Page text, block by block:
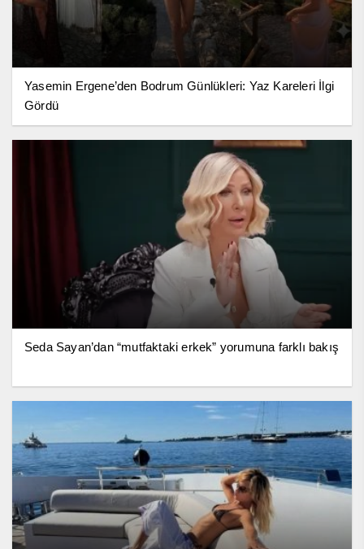
Yasemin Ergene’den Bodrum Günlükleri: Yaz Kareleri İlgi
Gördü
Seda Sayan’dan “mutfaktaki erkek” yorumuna farklı bakış